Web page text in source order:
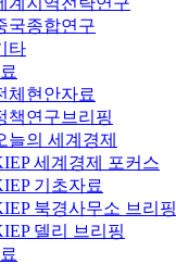
국종합연구
타
체현안자료
책연구브리핑
늘의 세계경제
세계경제 포커스
기초자료
북경사무소 브리핑
델리 브리핑